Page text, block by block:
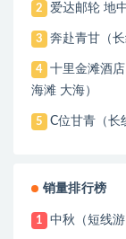
2 爱达邮轮 地
3 奔赴青甘（
4
十里金滩酒
海滩 大海）
5 C位甘青（长
销量排行榜
1 中秋（短线